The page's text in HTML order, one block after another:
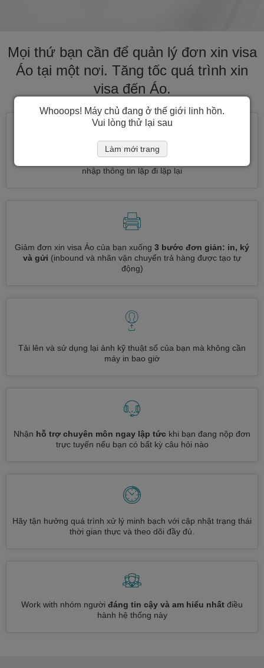
Mọi thứ bạn cần để quản lý đơn xin visa
Áo tại một nơi. Tăng tốc quá trình xin
visa đến Áo.
Đăng ký nhiều loại visa cùng một lúc
nhập thông tin lặp đi lặp lại
Giảm đơn xin visa Áo của bạn xuống 3 bước đơn giản: in, ký
và gửi (inbound và nhãn vận chuyển trả hàng được tạo tự
động)
Tải lên và sử dụng lại ảnh kỹ thuật số của bạn mà không cần
máy in bao giờ
Nhận hỗ trợ chuyên môn ngay lập tức khi bạn đang nộp đơn
trực tuyến nếu bạn có bất kỳ câu hỏi nào
Hãy tận hưởng quá trình xử lý minh bạch với cập nhật trạng thái
thời gian thực và theo dõi đầy đủ.
Work with nhóm người đáng tin cậy và am hiểu nhất điều
hành hệ thống này
Whooops! Máy chủ đang ở thế giới linh hồn.
Vui lòng thử lại sau
Làm mới trang